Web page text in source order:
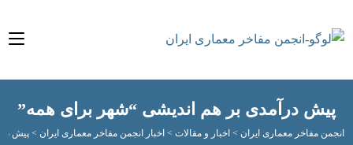
درآمدی بر هم اندیشی “شهر برای همه”
مفاخر معماری ایران > اخبار و مقالات>اخبار انجمن مفاخر معماری ایران > پیش درآمدی